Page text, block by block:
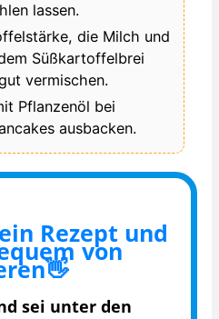
lassen.
die Milch und
Süßkartoffelbrei
vermischen.
Pflanzenöl bei
ausbacken.
Rezept und
von
sei unter den